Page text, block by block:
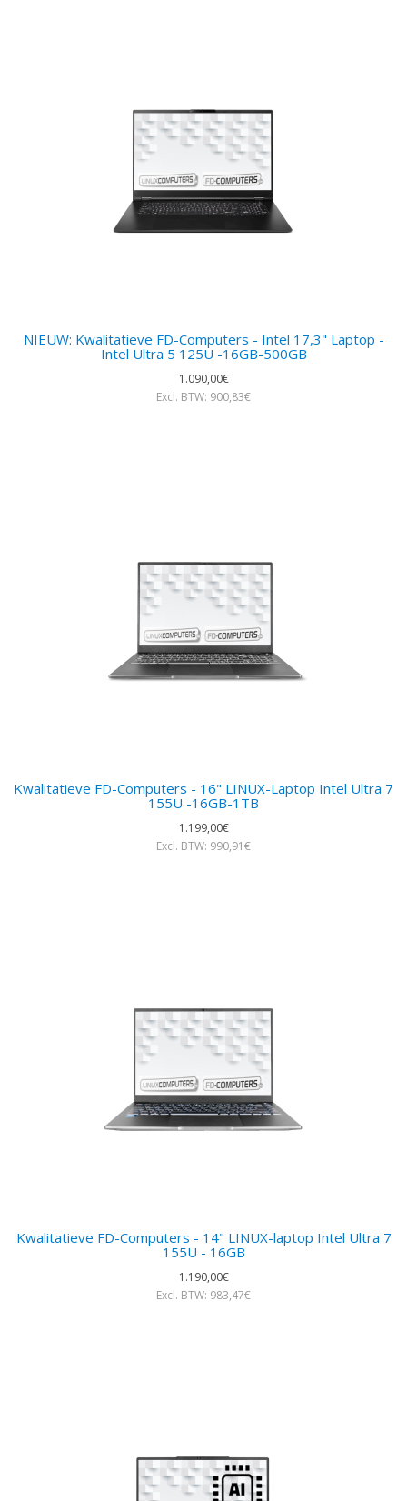
NIEUW: Kwalitatieve FD-Computers - Intel 17,3" Laptop -
Intel Ultra 5 125U -16GB-500GB
1.090,00€
Excl. BTW: 900,83€
Kwalitatieve FD-Computers - 16" LINUX-Laptop Intel Ultra 7
155U -16GB-1TB
1.199,00€
Excl. BTW: 990,91€
Kwalitatieve FD-Computers - 14" LINUX-laptop Intel Ultra 7
155U - 16GB
1.190,00€
Excl. BTW: 983,47€